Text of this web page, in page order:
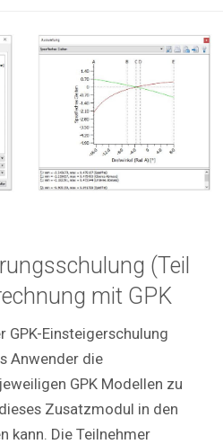
(Teil
mit GPK
GPK-Einsteigerschulung
Anwender die
GPK Modellen zu
Zusatzmodul in den
kann. Die Teilnehmer